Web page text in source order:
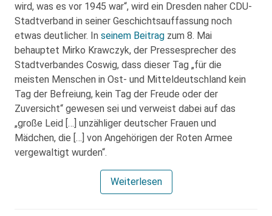
wird, was es vor 1945 war“, wird ein Dresden naher CDU-
Stadtverband in seiner Geschichtsauffassung noch
etwas deutlicher. In seinem Beitrag zum 8. Mai
behauptet Mirko Krawczyk, der Pressesprecher des
Stadtverbandes Coswig, dass dieser Tag „für die
meisten Menschen in Ost- und Mitteldeutschland kein
Tag der Befreiung, kein Tag der Freude oder der
Zuversicht“ gewesen sei und verweist dabei auf das
„große Leid […] unzähliger deutscher Frauen und
Mädchen, die […] von Angehörigen der Roten Armee
vergewaltigt wurden“.
Weiterlesen